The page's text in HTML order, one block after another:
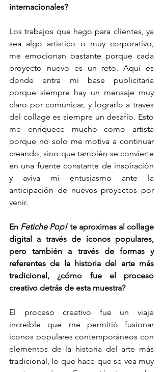
internacionales?
Los trabajos que hago para clientes, ya
sea algo artístico o muy corporativo,
me emocionan bastante porque cada
proyecto nuevo es un reto. Aquí es
donde entra mi base publicitaria
porque siempre hay un mensaje muy
claro por comunicar, y lograrlo a través
del collage es siempre un desafío. Esto
me enriquece mucho como artista
porque no solo me motiva a continuar
creando, sino que también se convierte
en una fuente constante de inspiración
y aviva mi entusiasmo ante la
anticipación de nuevos proyectos por
venir.
En Fetiche Pop! te aproximas al collage
digital a través de íconos populares,
pero también a través de formas y
referentes de la historia del arte más
tradicional, ¿cómo fue el proceso
creativo detrás de esta muestra?
El proceso creativo fue un viaje
increíble que me permitió fusionar
íconos populares contemporáneos con
elementos de la historia del arte más
tradicional, lo que hace que se vea muy